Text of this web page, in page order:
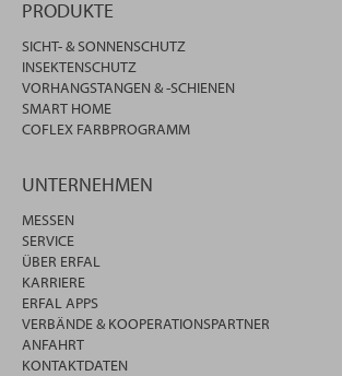
PRODUKTE
SICHT- & SONNENSCHUTZ
INSEKTENSCHUTZ
VORHANGSTANGEN & -SCHIENEN
SMART HOME
COFLEX FARBPROGRAMM
UNTERNEHMEN
MESSEN
SERVICE
ÜBER ERFAL
KARRIERE
ERFAL APPS
VERBÄNDE & KOOPERATIONSPARTNER
ANFAHRT
KONTAKTDATEN